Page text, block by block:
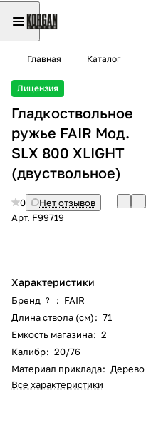
Главная Каталог
Лицензия
Гладкоствольное
ружье FAIR Moд.
SLX 800 XLIGHT
(двуствольное)
0
Нет отзывов
Арт. F99719
Характеристики
Бренд ? : FAIR
Длина ствола (см): 71
Емкость магазина: 2
Калибр: 20/76
Материал приклада: Дерево
Все характеристики